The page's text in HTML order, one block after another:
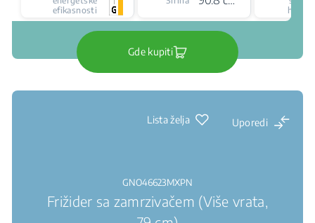
efikasnosti
Gde kupiti
Lista želja Uporedi
GNO46623MXPN
Frižider sa zamrzivačem (Više vrata,